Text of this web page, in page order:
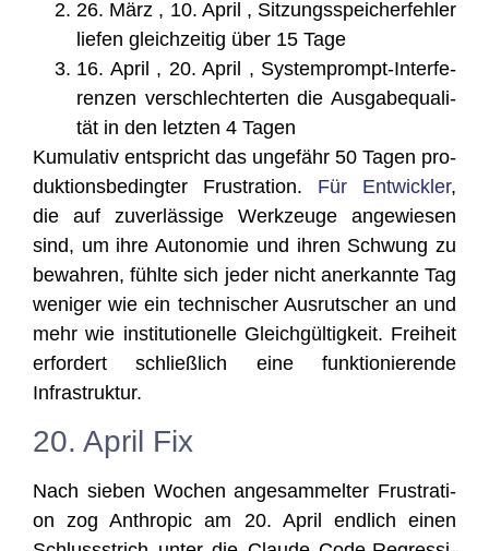
26. März , 10. April , Sit­zungs­spei­cher­feh­ler
lie­fen gleich­zei­tig über 15 Tage
16. April , 20. April , Sys­tem­prompt-Inter­fe­
ren­zen ver­schlech­ter­ten die Aus­ga­be­qua­li­
tät in den letz­ten 4 Tagen
Kumu­la­tiv ent­spricht das unge­fähr 50 Tagen pro­
duk­ti­ons­be­ding­ter Frus­tra­ti­on. Für Ent­wick­ler,
die auf zuver­läs­si­ge Werk­zeu­ge ange­wie­sen
sind, um ihre Auto­no­mie und ihren Schwung zu
bewah­ren, fühl­te sich jeder nicht aner­kann­te Tag
weni­ger wie ein tech­ni­scher Aus­rut­scher an und
mehr wie insti­tu­tio­nel­le Gleich­gül­tig­keit. Frei­heit
erfor­dert schließ­lich eine funk­tio­nie­ren­de
Infrastruktur.
20. April Fix
Nach sie­ben Wochen ange­sam­mel­ter Frus­tra­ti­
on zog Anthro­pic am 20. April end­lich einen